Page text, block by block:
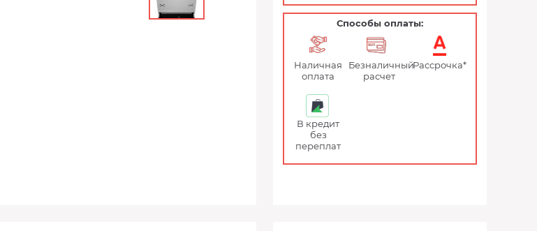
Способы оплаты:
Наличная
оплата
Безналичный
расчет
Рассрочка*
В кредит
без
переплат